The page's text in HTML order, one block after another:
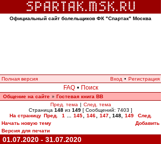
Официальный сайт болельщиков ФК "Спартак" Москва
Полная версия Вход • Регистрация
FAQ • Поиск
Общение на сайте » Гостевая книга ВВ
Пред. тема | След. тема
Страница 148 из 149 [ Сообщений: 7403 ]
На страницу Пред. 1 145 146 147 148, 149
След.
Начать новую тему
Добавить
Версия для печати
01.07.2020 - 31.07.2020